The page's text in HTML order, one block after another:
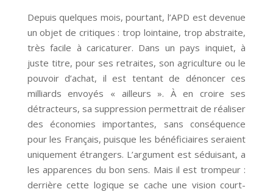
Depuis quelques mois, pourtant, l’APD est devenue
un objet de critiques : trop lointaine, trop abstraite,
très facile à caricaturer. Dans un pays inquiet, à
juste titre, pour ses retraites, son agriculture ou le
pouvoir d’achat, il est tentant de dénoncer ces
milliards envoyés « ailleurs ». À en croire ses
détracteurs, sa suppression permettrait de réaliser
des économies importantes, sans conséquence
pour les Français, puisque les bénéficiaires seraient
uniquement étrangers. L’argument est séduisant, a
les apparences du bon sens. Mais il est trompeur :
derrière cette logique se cache une vision court-